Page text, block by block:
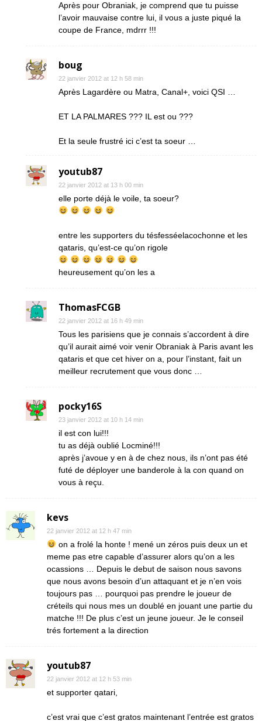
Après pour Obraniak, je comprend que tu puisse
l’avoir mauvaise contre lui, il vous a juste piqué la
coupe de France, mdrrr !!!
boug
22 janvier 2012 at 12 h 58 min
Après Lagardère ou Matra, Canal+, voici QSI …
ET LA PALMARES ??? IL est ou ???
Et la seule frustré ici c’est ta soeur …
youtub87
22 janvier 2012 at 13 h 00 min
elle porte déjà le voile, ta soeur?
entre les supporters du tésfesséelacochonne et les
qataris, qu’est-ce qu’on rigole
heureusement qu’on les a
ThomasFCGB
22 janvier 2012 at 16 h 49 min
Tous les parisiens que je connais s’accordent à dire
qu’il aurait aimé voir venir Obraniak à Paris avant les
qataris et que cet hiver on a, pour l’instant, fait un
meilleur recrutement que vous donc …
pocky16S
23 janvier 2012 at 10 h 14 min
il est con lui!!!
tu as déjà oublié Locminé!!!
après j’avoue y en à de chez nous, ils n’ont pas été
futé de déployer une banderole à la con quand on
vous à reçu.
kevs
22 janvier 2012 at 12 h 47 min
on a frolé la honte ! mené un zéros puis deux un et
meme pas etre capable d’assurer alors qu’on a les
ocassions … Depuis le debut de saison nous savons
que nous avons besoin d’un attaquant et je n’en vois
toujours pas … pourquoi pas prendre le joueur de
créteils qui nous mes un doublé en jouant une partie du
matche !!! De plus c’est un jeune joueur. Je le conseil
trés fortement a la direction
youtub87
22 janvier 2012 at 12 h 53 min
et supporter qatari,
c’est vrai que c’est gratos maintenant l’entrée est gratos